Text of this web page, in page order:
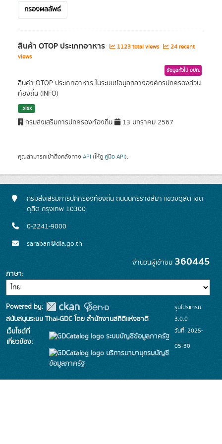
กรองผลลัพธ์
สินค้า OTOP ประเภทอาหาร 1123 total views
24 recent
views
ข้อมูลทั่วไป อปท.
สินค้า OTOP ประเภทอาหาร ในระบบข้อมูลกลางองค์กรปกครองส่วน
ท้องถิ่น (INFO)
.xlsx
กรมส่งเสริมการปกครองท้องถิ่น 13 มกราคม 2567
คุณสามารถเข้าถึงคลังทาง API (ให้ดู คู่มือ API).
กรมส่งเสริมการปกครองท้องถิ่น ถนนนครราชสีมา แขวงดุสิต เขต
ดุสิต กรุงเทพ 10300
0-2241-9000
saraban@dla.go.th
จำนวนผู้เข้าชม 360445
ภาษา
Powered by:
สนับสนุนระบบ Thai-GDC โดย สำนักงานสถิติแห่งชาติ
เว็บไซต์ที่
เกี่ยวข้อง:
ระบบบัญชีข้อมูลภาครัฐ
บริการนามานุกรมบัญชี
ข้อมูลภาครัฐ
รุ่นโปรแกรม:
3.0.0
วันที่: 2025-
05-30